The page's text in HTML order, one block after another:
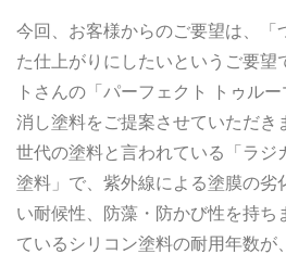
今回、お客様からのご要望は、「
た仕上がりにしたいというご要望
トさんの「パーフェクト トゥル
消し塗料をご提案させていただき
世代の塗料と言われている「ラジ
塗料」で、紫外線による塗膜の劣
い耐候性、防藻・防かび性を持ち
ているシリコン塗料の耐用年数が